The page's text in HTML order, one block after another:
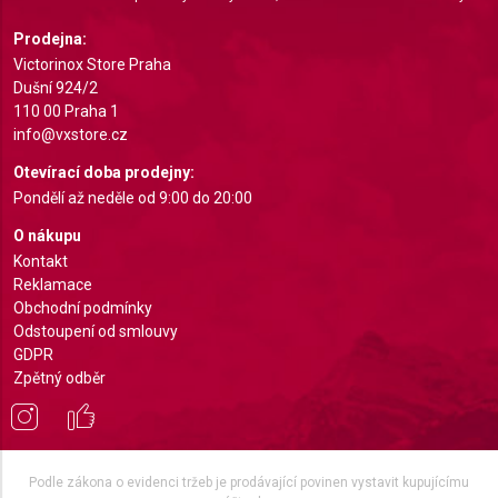
Prodejna:
Victorinox Store Praha
Dušní 924/2
110 00 Praha 1
info@vxstore.cz
Otevírací doba prodejny:
Pondělí až neděle od 9:00 do 20:00
O nákupu
Kontakt
Reklamace
Obchodní podmínky
Odstoupení od smlouvy
GDPR
Zpětný odběr
Podle zákona o evidenci tržeb je prodávající povinen vystavit kupujícímu
Understand audiences through statistics or
combinations of data from different sources
Develop and improve services
Use limited data to select content
IAB Special Features:
Identify devices based on information actively
requested
Non-IAB processing purposes:
Necessary
Advertising